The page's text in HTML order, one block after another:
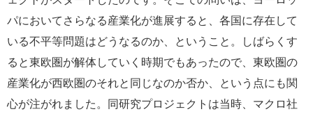
パにおいてさらなる産業化が進展すると、各国に存在して
いる不平等問題はどうなるのか、ということ。しばらくす
ると東欧圏が解体していく時期でもあったので、東欧圏の
産業化が西欧圏のそれと同じなのか否か、という点にも関
心が注がれました。同研究プロジェクトは当時、マクロ社